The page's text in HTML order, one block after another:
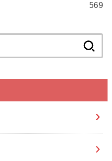
569
索: